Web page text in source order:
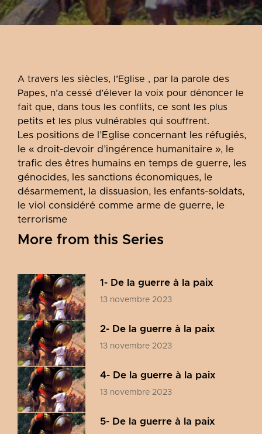
A travers les siècles, l’Eglise , par l a parole des
Papes, n’a cessé d’élever la voix pour dénoncer le
fait que, dans tous les conflits, ce sont les plus
petits et les plus vulnérables qui souffrent.
Les positions de l’Eglise concernant les réfugiés,
le « droit-devoir d’ingérence humanitaire », le
trafic des êtres humains en temps de guerre, les
génocides, les sanctions économiques, le
désarmement, la dissuasion, les enfants-soldats,
le viol considéré comme arme de guerre, le
terrorisme
More from this Series
1- De la guerre à la paix
13 novembre 2023
2- De la guerre à la paix
13 novembre 2023
4- De la guerre à la paix
13 novembre 2023
5- De la guerre à la paix